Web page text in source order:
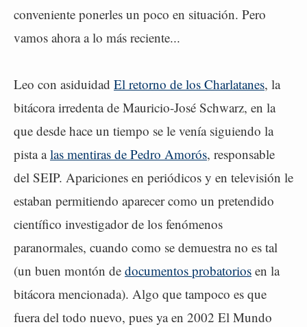
conveniente ponerles un poco en situación. Pero
vamos ahora a lo más reciente...
Leo con asiduidad El retorno de los Charlatanes, la
bitácora irredenta de Mauricio-José Schwarz, en la
que desde hace un tiempo se le venía siguiendo la
pista alas mentiras de Pedro Amorós, responsable
del SEIP. Apariciones en periódicos y en televisión le
estaban permitiendo aparecer como un pretendido
científico investigador de los fenómenos
paranormales, cuando como se demuestra no es tal
(un buen montón de documentos probatorios en la
bitácora mencionada). Algo que tampoco es que
fuera del todo nuevo, pues ya en 2002 El Mundo